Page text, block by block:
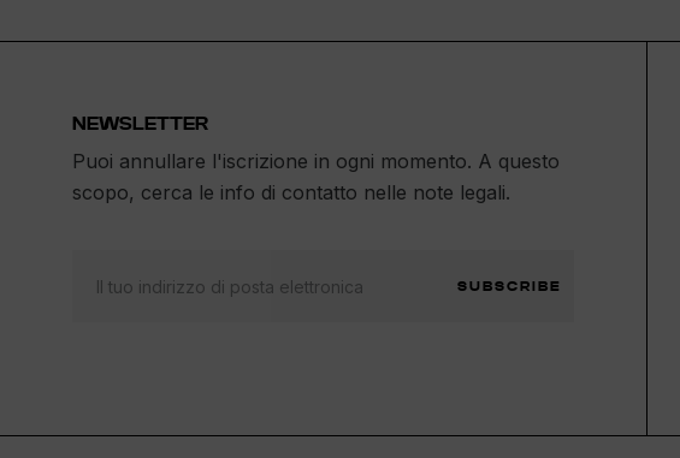
NEWSLETTER
Puoi annullare l'iscrizione in ogni momento. A questo
scopo, cerca le info di contatto nelle note legali.
SUBSCRIBE